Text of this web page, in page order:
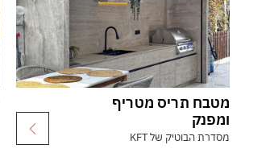
מטבח תריס מטריף
ומפנק
מסדרת הבוטיק של KFT